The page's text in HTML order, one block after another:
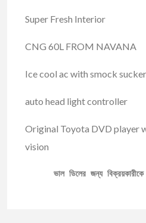
Super Fresh Interior
CNG 60L FROM NAVANA
Ice cool ac with smock
auto head light controller
Original Toyota DVD player
vision
ভাল ডিলের জন্য